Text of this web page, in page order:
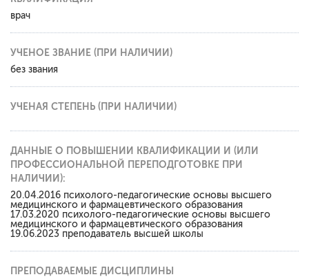
врач
УЧЕНОЕ ЗВАНИЕ (ПРИ НАЛИЧИИ)
без звания
УЧЕНАЯ СТЕПЕНЬ (ПРИ НАЛИЧИИ)
ДАННЫЕ О ПОВЫШЕНИИ КВАЛИФИКАЦИИ И (ИЛИ
ПРОФЕССИОНАЛЬНОЙ ПЕРЕПОДГОТОВКЕ ПРИ
НАЛИЧИИ):
20.04.2016 психолого-педагогические основы высшего
медицинского и фармацевтического образования
17.03.2020 психолого-педагогические основы высшего
медицинского и фармацевтического образования
19.06.2023 преподаватель высшей школы
ПРЕПОДАВАЕМЫЕ ДИСЦИПЛИНЫ